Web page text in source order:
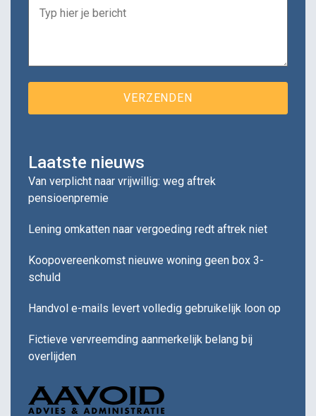
Laatste nieuws
Van verplicht naar vrijwillig: weg aftrek
pensioenpremie
Lening omkatten naar vergoeding redt aftrek niet
Koopovereenkomst nieuwe woning geen box 3-
schuld
Handvol e-mails levert volledig gebruikelijk loon op
Fictieve vervreemding aanmerkelijk belang bij
overlijden